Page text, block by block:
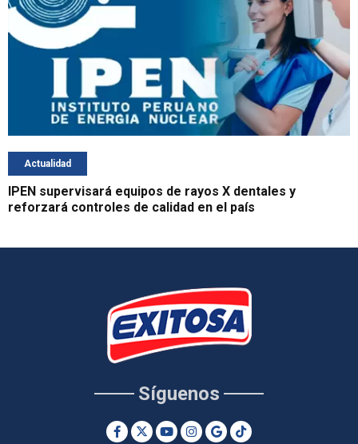
Actualidad
IPEN supervisará equipos de rayos X dentales y
reforzará controles de calidad en el país
Síguenos